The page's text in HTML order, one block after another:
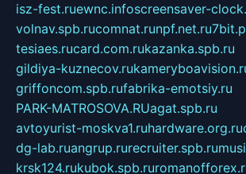
isz-fest.ruewnc.infoscreensaver-
volnav.spb.rucomnat.runpf.net.ru
tesiaes.rucard.com.rukazanka.spb.ru
gildiya-kuznecov.ru
griffoncom.spb.rufabrika-emotsiy.ru
PARK-MATROSOVA.RUagat.spb.ru
avtoyurist-moskva1.ruhardware.org.ru
dg-lab.ruangrup.rurecruiter.spb.ru
krsk124.rukubok.spb.ru